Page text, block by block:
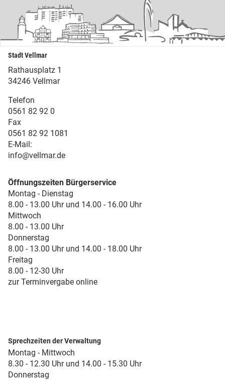
Stadt Vellmar
Rathausplatz 1
34246 Vellmar
Telefon
0561 82 92 0
Fax
0561 82 92 1081
E-Mail:
info@vellmar.de
Öffnungszeiten Bürgerservice
Montag - Dienstag
8.00 - 13.00 Uhr und 14.00 - 16.00 Uhr
Mittwoch
8.00 - 13.00 Uhr
Donnerstag
8.00 - 13.00 Uhr und 14.00 - 18.00 Uhr
Freitag
8.00 - 12-30 Uhr
zur Terminvergabe online
Sprechzeiten der Verwaltung
Montag - Mittwoch
8.30 - 12.30 Uhr und 14.00 - 15.30 Uhr
Donnerstag